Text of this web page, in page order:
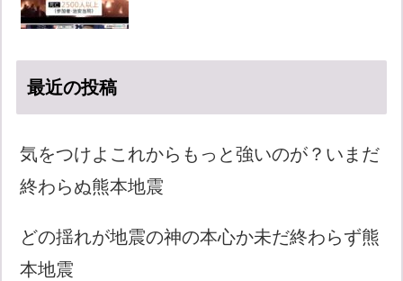
最近の投稿
気をつけよこれからもっと強いのが？いまだ
終わらぬ熊本地震
どの揺れが地震の神の本心か未だ終わらず熊
本地震